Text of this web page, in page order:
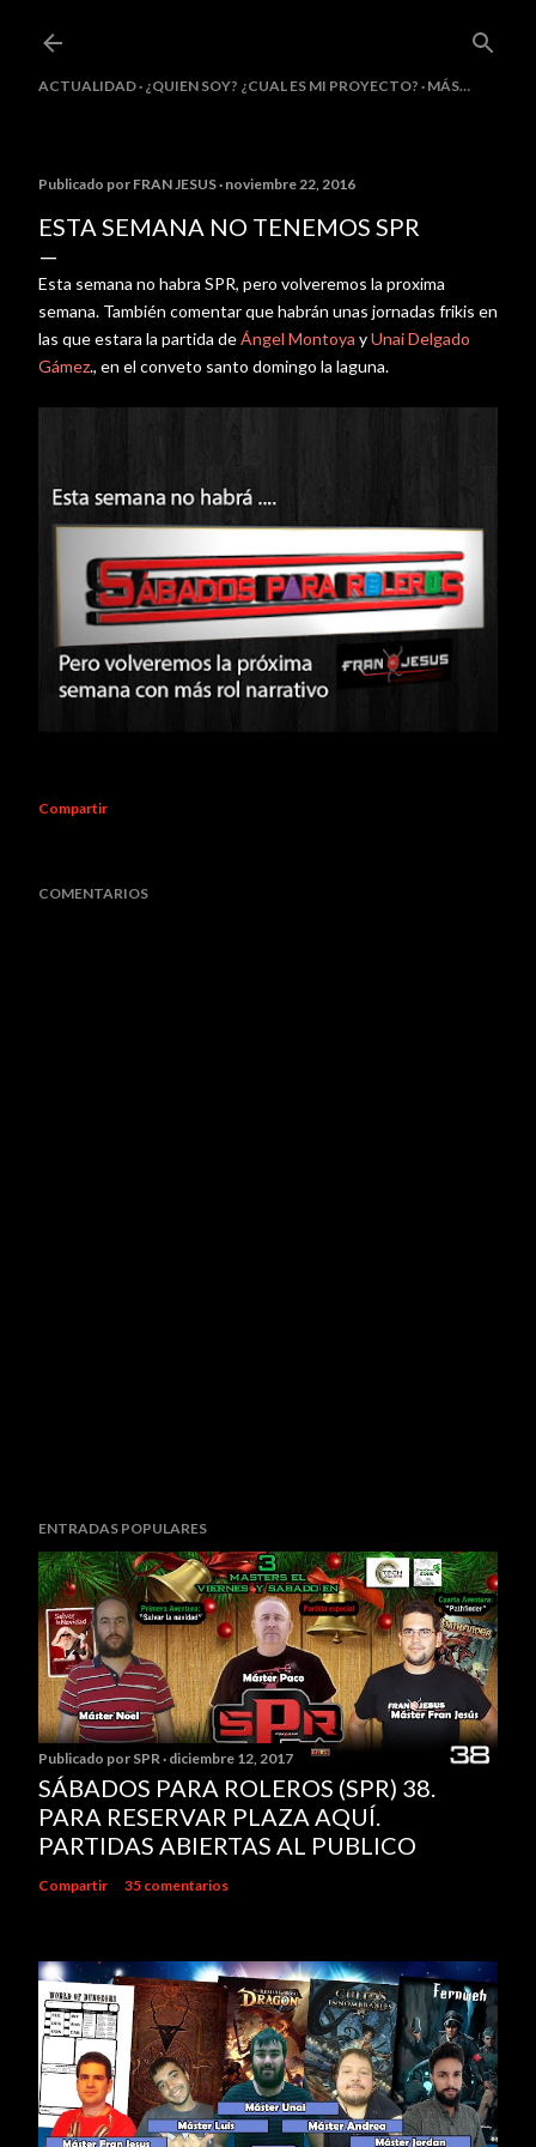
ACTUALIDAD ¿QUIEN SOY? ¿CUAL ES MI PROYECTO? MÁS…
Publicado por FRAN JESUS noviembre 22, 2016
ESTA SEMANA NO TENEMOS SPR
Esta semana no habra SPR, pero volveremos la proxima
semana. También comentar que habrán unas jornadas frikis en
las que estara la partida deÁngel Montoya yUnai Delgado
Gámez., en el conveto santo domingo la laguna.
Compartir
COMENTARIOS
ENTRADAS POPULARES
Publicado por SPR diciembre 12, 2017
SÁBADOS PARA ROLEROS (SPR) 38.
PARA RESERVAR PLAZA AQUÍ.
PARTIDAS ABIERTAS AL PUBLICO
Compartir 35 comentarios